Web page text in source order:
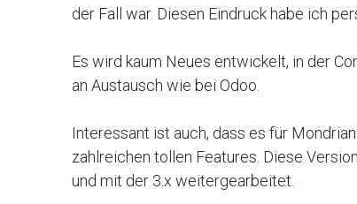
der Fall war. Diesen Eindruck habe ich
Es wird kaum Neues entwickelt, in der
an Austausch wie bei Odoo.
Interessant ist auch, dass es für
zahlreichen tollen Features. Diese
und mit der 3.x weitergearbeitet.